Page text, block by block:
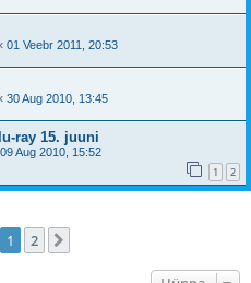
01 Veebr 2011, 20:53
30 Aug 2010, 13:45
ray 15. juuni
09 Aug 2010, 15:52
1 2
1 2